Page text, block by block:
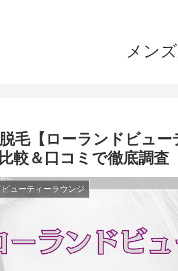
メン
毛【ローランドビュ
較＆口コミで徹底調査
ビューティーラウンジ